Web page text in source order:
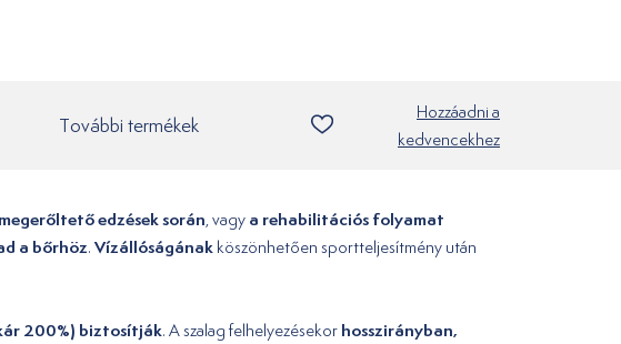
További termékek
Hozzáadni a
kedvencekhez
edzések során, vagy a rehabilitációs folyamat
a bőrhöz. Vízállóságának köszönhetően sportteljesítmény után
200%) biztosítják. A szalag felhelyezésekor hosszirányban,